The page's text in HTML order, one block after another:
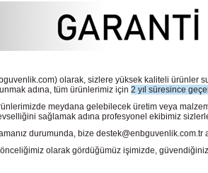
olarak, sizlere yüksek kaliteli ürünler
adına, tüm ürünlerimiz için 2 yıl süresince
meydana gelebilecek üretim veya
sağlamak adına profesyonel ekibimiz
durumunda, bize destek@enbguvenlik.com.tr
olarak gördüğümüz işimizde,